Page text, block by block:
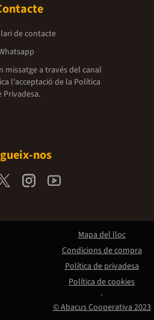
de contacte
missatge a través del canal
l'acceptació de la Política
Privadesa.
nos
© Abacus Cooperativa 2023
Mapa del lloc
Condicions de compra
Política de privadesa
Política de cookies